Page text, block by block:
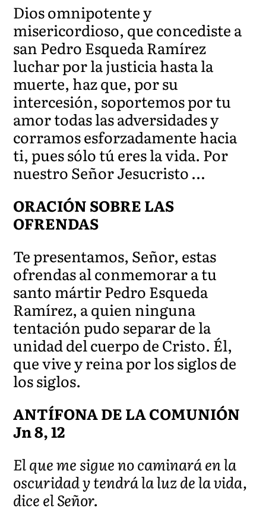
Dios omnipotente y
misericordioso, que concediste a
san Pedro Esqueda Ramírez
luchar por la justicia hasta la
muerte, haz que, por su
intercesión, soportemos por tu
amor todas las adversidades y
corramos esforzadamente hacia
ti, pues sólo tú eres la vida. Por
nuestro Señor Jesucristo …
ORACIÓN SOBRE LAS
OFRENDAS
Te presentamos, Señor, estas
ofrendas al conmemorar a tu
santo mártir Pedro Esqueda
Ramírez, a quien ninguna
tentación pudo separar de la
unidad del cuerpo de Cristo. Él,
que vive y reina por los siglos de
los siglos.
ANTÍFONA DE LA COMUNIÓN
Jn 8, 12
El que me sigue no caminará en la
oscuridad y tendrá la luz de la vida,
dice el Señor.